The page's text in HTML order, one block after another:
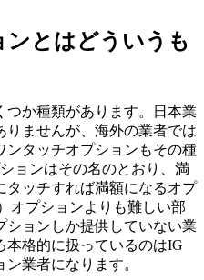
とはどういうも
か種類があります。日本業
ませんが、海外の業者では
ンタッチオプションもその種
ョンはその名のとおり、 満
タッチすれば満額になるオプ
オプションよりも難しい部
ョンしか提供していない業
本格的に扱っているのはIG
業者になります。